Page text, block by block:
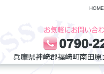
HOME